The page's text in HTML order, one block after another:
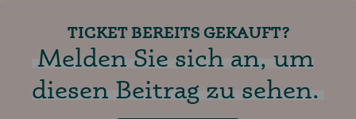
TICKET BEREITS GEKAUFT?
Melden Sie sich an, um
diesen Beitrag zu sehen.